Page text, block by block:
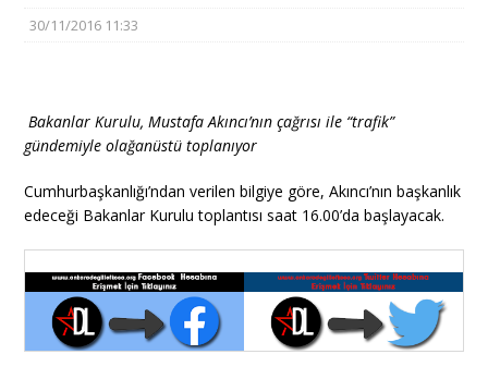
30/11/2016 11:33
Bakanlar Kurulu, Mustafa Akıncı’nın çağrısı ile “trafik”
gündemiyle olağanüstü toplanıyor
Cumhurbaşkanlığı’ndan verilen bilgiye göre, Akıncı’nın başkanlık
edeceği Bakanlar Kurulu toplantısı saat 16.00’da başlayacak.